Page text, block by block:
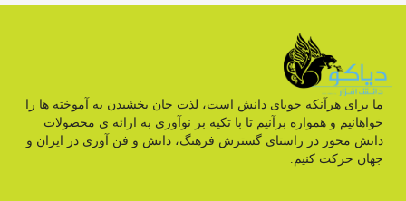
ما برای هرآنکه جویای دانش است، لذت جان بخشیدن به آموخته ها را
خواهانیم و همواره برآنیم تا با تکیه بر نوآوری به ارائه ی محصولات
دانش محور در راستای گسترش فرهنگ، دانش و فن آوری در ایران و
جهان حرکت کنیم.